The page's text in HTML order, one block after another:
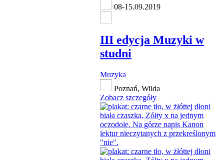
08-15.09.2019
III edycja Muzyki w
studni
Muzyka
Poznań, Wilda
Zobacz szczegóły